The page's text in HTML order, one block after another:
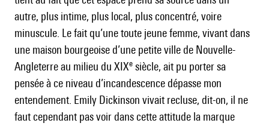
autre, plus intime, plus local, plus concentré, voire
minuscule. Le fait qu’une toute jeune femme, vivant dans
une maison bourgeoise d’une petite ville de Nouvelle-
Angleterre au milieu du XIXe siècle, ait pu porter sa
pensée à ce niveau d’incandescence dépasse mon
entendement. Emily Dickinson vivait recluse, dit-on, il ne
faut cependant pas voir dans cette attitude la marque